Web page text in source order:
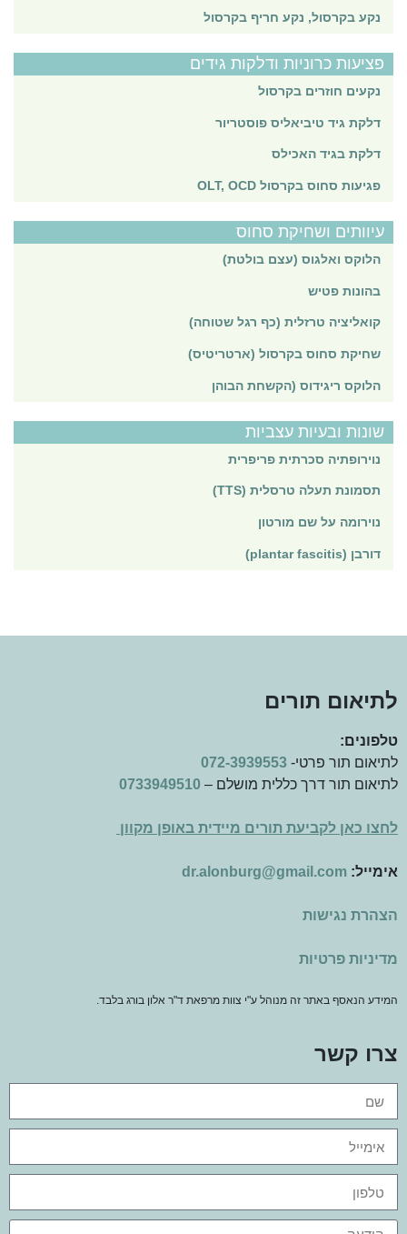
נקע בקרסול, נקע חריף בקרסול
פציעות כרוניות ודלקות גידים
נקעים חוזרים בקרסול
דלקת גיד טיביאליס פוסטריור
דלקת בגיד האכילס
פגיעות סחוס בקרסול OLT, OCD
עיוותים ושחיקת סחוס
הלוקס ואלגוס (עצם בולטת)
בהונות פטיש
קואליציה טרזלית (כף רגל שטוחה)
שחיקת סחוס בקרסול (ארטריטיס)
הלוקס ריגידוס (הקשחת הבוהן
שונות ובעיות עצביות
נוירופתיה סכרתית פריפרית
תסמונת תעלה טרסלית (TTS)
נוירומה על שם מורטון
דורבן (plantar fascitis)
לתיאום תורים
טלפונים:
לתיאום תור פרטי- 072-3939553
לתיאום תור דרך כללית מושלם – 0733949510
לחצו כאן לקביעת תורים מיידית באופן מקוון
אימייל: dr.alonburg@gmail.com
הצהרת נגישות
מדיניות פרטיות
המידע הנאסף באתר זה מנוהל ע"י צוות מרפאת ד"ר אלון בורג בלבד.
צרו קשר